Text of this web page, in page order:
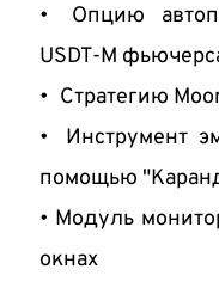
Опцию
USDT-M
Стратегию
Инструмент
помощью
Модуль
окнах